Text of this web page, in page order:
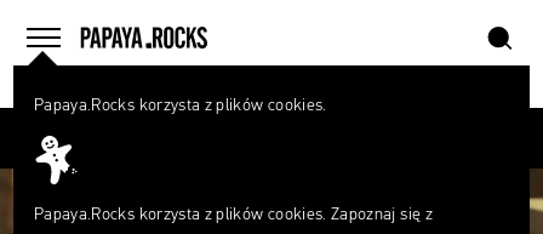
menu
home szukaj
Papaya.Rocks korzysta z plików cookies.
Papaya.Rocks korzysta z plików cookies. Zapoznaj się z
Czego
szukasz?